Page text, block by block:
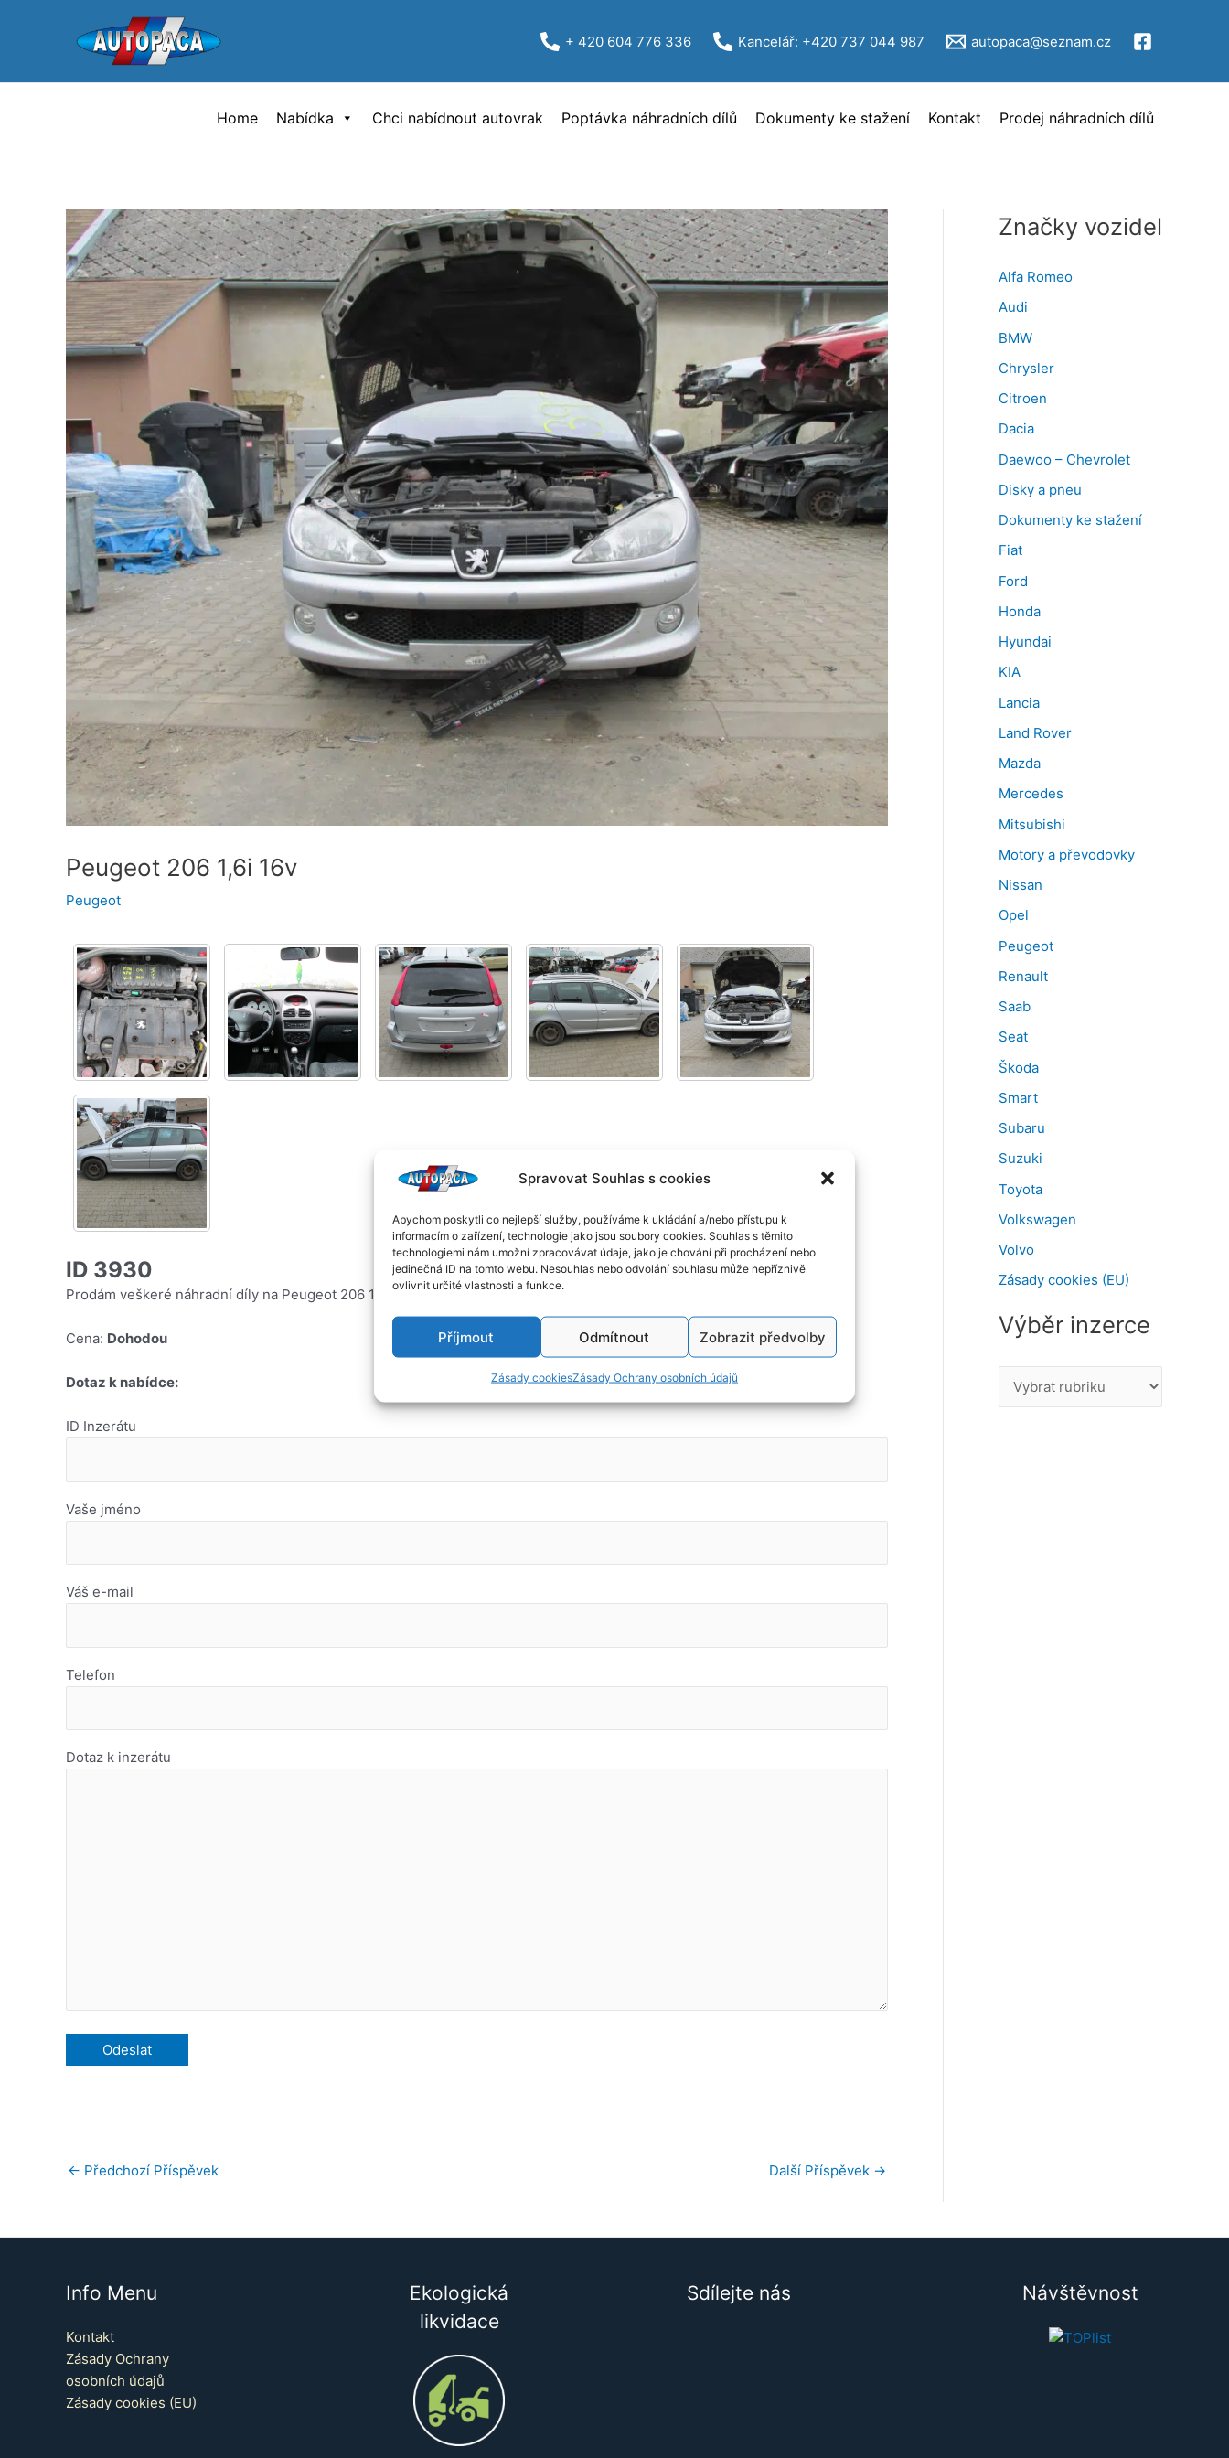
Spravovat Souhlas s cookies
Abychom poskytli co nejlepší služby, používáme k ukládání a/nebo přístupu k
informacím o zařízení, technologie jako jsou soubory cookies. Souhlas s těmito
technologiemi nám umožní zpracovávat údaje, jako je chování při procházení nebo
jedinečná ID na tomto webu. Nesouhlas nebo odvolání souhlasu může nepříznivě
ovlivnit určité vlastnosti a funkce.
Příjmout Odmítnout Zobrazit předvolby
Zásady cookiesZásady Ochrany osobních údajů
+ 420 604 776 336 Kancelář: +420 737 044 987 autopaca@seznam.cz
Home Nabídka Chci nabídnout autovrak Poptávka náhradních dílů Dokumenty ke stažení Kontakt Prodej náhradních dílů
Peugeot 206 1,6i 16v
Peugeot
ID 3930
Prodám veškeré náhradní díly na Peugeot 206 1,6i 16v, r.v. 2003, kód motoru: NFU
Cena: Dohodou
Dotaz k nabídce:
ID Inzerátu
Vaše jméno
Váš e-mail
Telefon
Dotaz k inzerátu
← Předchozí Příspěvek Další Příspěvek →
Značky vozidel
Alfa Romeo
Audi
BMW
Chrysler
Citroen
Dacia
Daewoo – Chevrolet
Disky a pneu
Dokumenty ke stažení
Fiat
Ford
Honda
Hyundai
KIA
Lancia
Land Rover
Mazda
Mercedes
Mitsubishi
Motory a převodovky
Nissan
Opel
Peugeot
Renault
Saab
Seat
Škoda
Smart
Subaru
Suzuki
Toyota
Volkswagen
Volvo
Zásady cookies (EU)
Výběr inzerce
ý
r
e
c
e
Info Menu
Kontakt
Zásady Ochrany
osobních údajů
Zásady cookies (EU)
Ekologická
likvidace
Sdílejte nás Návštěvnost